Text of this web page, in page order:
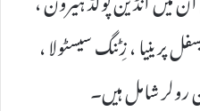
پرینیا ، زِٹنگ سیسٹولا ،
رولر شامل ہیں۔